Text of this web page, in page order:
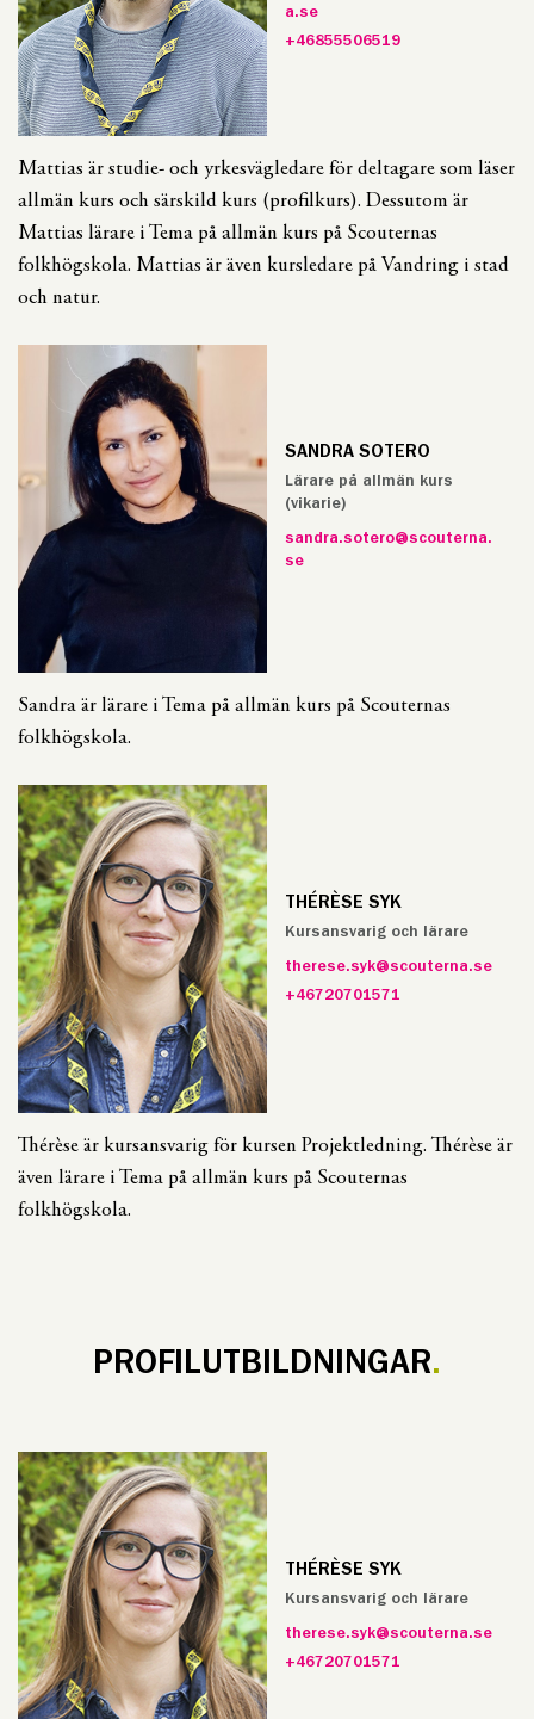
a.se
+46855506519
Mattias är studie- och yrkesvägledare för deltagare som läser
allmän kurs och särskild kurs (profilkurs). Dessutom är
Mattias lärare i Tema på allmän kurs på Scouternas
folkhögskola. Mattias är även kursledare på Vandring i stad
och natur.
SANDRA SOTERO
Lärare på allmän kurs
(vikarie)
sandra.sotero@scouterna.
se
Sandra är lärare i Tema på allmän kurs på Scouternas
folkhögskola.
THÉRÈSE SYK
Kursansvarig och lärare
therese.syk@scouterna.se
+46720701571
Thérèse är kursansvarig för kursen Projektledning. Thérèse är
även lärare i Tema på allmän kurs på Scouternas
folkhögskola.
PROFILUTBILDNINGAR
THÉRÈSE SYK
Kursansvarig och lärare
therese.syk@scouterna.se
+46720701571